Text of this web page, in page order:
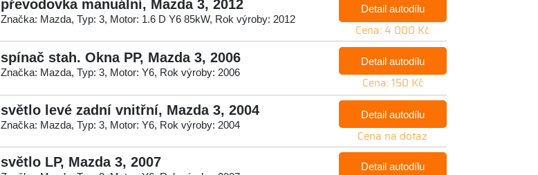
převodovka manuální, Mazda 3, 2012
Značka: Mazda, Typ: 3, Motor: 1.6 D Y6 85kW, Rok výroby: 2012
Detail autodílu
Cena: 4 000 Kč
spínač stah. Okna PP, Mazda 3, 2006
Značka: Mazda, Typ: 3, Motor: Y6, Rok výroby: 2006
Detail autodílu
Cena: 150 Kč
světlo levé zadní vnitřní, Mazda 3, 2004
Značka: Mazda, Typ: 3, Motor: Y6, Rok výroby: 2004
Detail autodílu
Cena na dotaz
světlo LP, Mazda 3, 2007 Detail autodílu